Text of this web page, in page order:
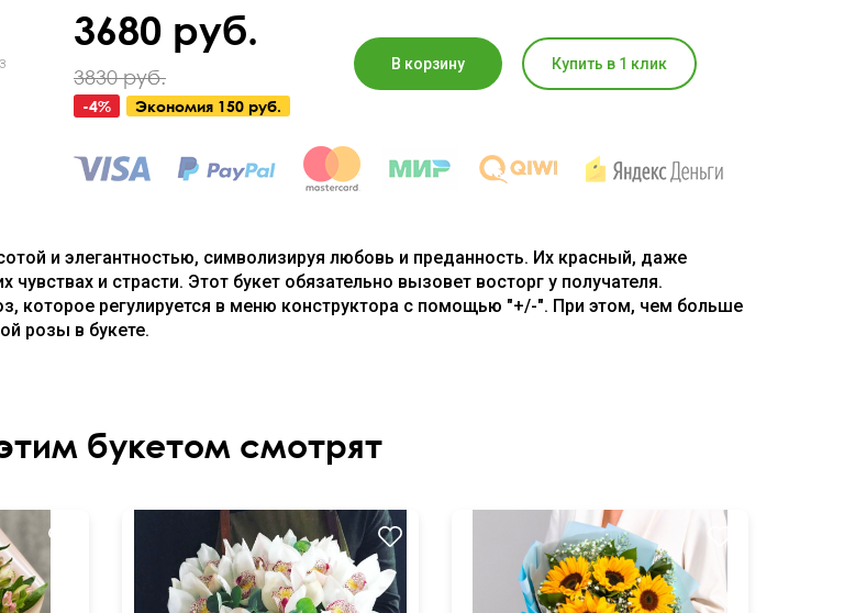
3680 руб.
3830 руб.
-4% Экономия 150 руб.
В корзину Купить в 1 клик
и элегантностью, символизируя любовь и преданность. Их красный, даже
и страсти. Этот букет обязательно вызовет восторг у получателя.
которое регулируется в меню конструктора с помощью "+/-". При этом, чем больше
розы в букете.
букетом смотрят